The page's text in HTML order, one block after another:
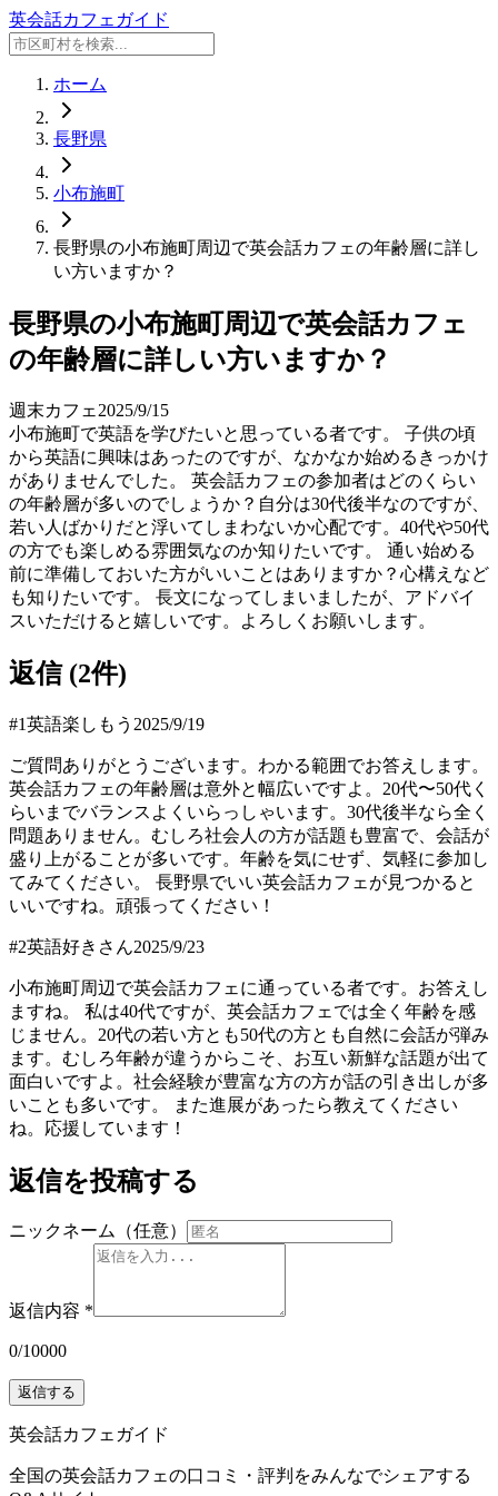
英会話カフェガイド
ホーム
長野県
小布施町
長野県の小布施町周辺で英会話カフェの年齢層に詳し
い方いますか？
長野県の小布施町周辺で英会話カフェ
の年齢層に詳しい方いますか？
週末カフェ 2025/9/15
小布施町で英語を学びたいと思っている者です。 子供の頃
から英語に興味はあったのですが、なかなか始めるきっかけ
がありませんでした。 英会話カフェの参加者はどのくらい
の年齢層が多いのでしょうか？自分は30代後半なのですが、
若い人ばかりだと浮いてしまわないか心配です。40代や50代
の方でも楽しめる雰囲気なのか知りたいです。 通い始める
前に準備しておいた方がいいことはありますか？心構えなど
も知りたいです。 長文になってしまいましたが、アドバイ
スいただけると嬉しいです。よろしくお願いします。
返信 (2件)
#1英語楽しもう 2025/9/19
ご質問ありがとうございます。わかる範囲でお答えします。
英会話カフェの年齢層は意外と幅広いですよ。20代〜50代く
らいまでバランスよくいらっしゃいます。30代後半なら全く
問題ありません。むしろ社会人の方が話題も豊富で、会話が
盛り上がることが多いです。年齢を気にせず、気軽に参加し
てみてください。 長野県でいい英会話カフェが見つかると
いいですね。頑張ってください！
#2英語好きさん2025/9/23
小布施町周辺で英会話カフェに通っている者です。お答えし
ますね。 私は40代ですが、英会話カフェでは全く年齢を感
じません。20代の若い方とも50代の方とも自然に会話が弾み
ます。むしろ年齢が違うからこそ、お互い新鮮な話題が出て
面白いですよ。社会経験が豊富な方の方が話の引き出しが多
いことも多いです。 また進展があったら教えてください
ね。応援しています！
返信を投稿する
ニックネーム（任意）
返信内容 *
0/10000
返信する
英会話カフェガイド
全国の英会話カフェの口コミ・評判をみんなでシェアする